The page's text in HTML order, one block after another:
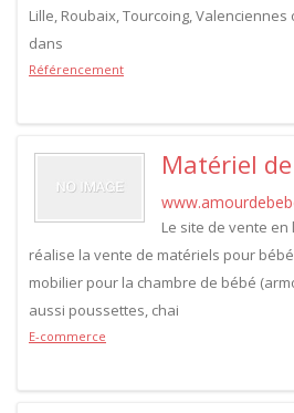
Lille, Roubaix, Tourcoing,
dans
Référencement
Matériel
Le site de vente
réalise la vente de matériels pour
mobilier pour la chambre de bébé
aussi poussettes, chai
E-commerce